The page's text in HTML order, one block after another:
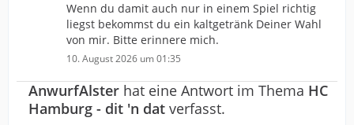
Wenn du damit auch nur in einem Spiel richtig
liegst bekommst du ein kaltgetränk Deiner Wahl
von mir. Bitte erinnere mich.
10. August 2026 um 01:35
AnwurfAlster hat eine Antwort im Thema HC
Hamburg - dit 'n dat verfasst.